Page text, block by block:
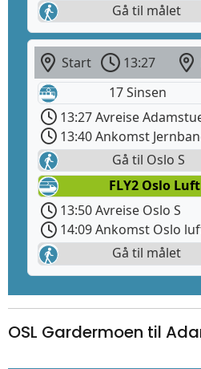
Gå til målet
Start 13:27
17 Sinsen
13:27 Avreise
13:40 Ankomst
Gå til Oslo S
FLY2 Oslo
13:50 Avreise Oslo S
14:09 Ankomst Oslo
Gå til målet
OSL Gardermoen til